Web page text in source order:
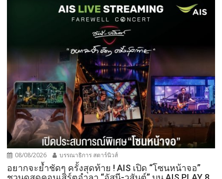
08/08/2026 บรรณาธิการ สตาร์นิวส์
อยากจะย้ำชัดๆ ครั้งสุดท้าย ! AIS เปิด “โซนหน้าจอ”